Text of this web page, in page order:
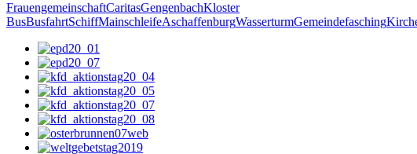
FrauengemeinschaftCaritasGengenbachKloster
BusBusfahrtSchiffMainschleifeAschaffenburgWasserturmGemeindefasching